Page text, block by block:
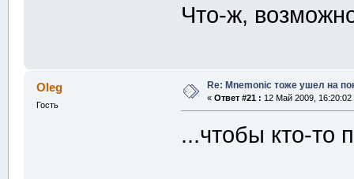
Что-ж,
Oleg
Гость
Re: Mnemonic тоже ушел на
« Ответ #21 : 12 Май 2009, 16:20:02
...чтобы кто-то